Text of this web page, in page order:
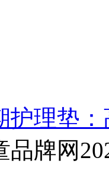
护理垫
品牌网